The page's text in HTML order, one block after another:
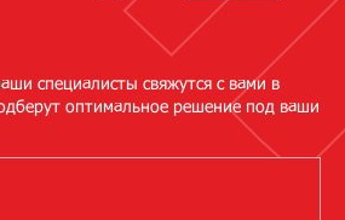
специалисты свяжутся с вами в
оптимальное решение под ваши